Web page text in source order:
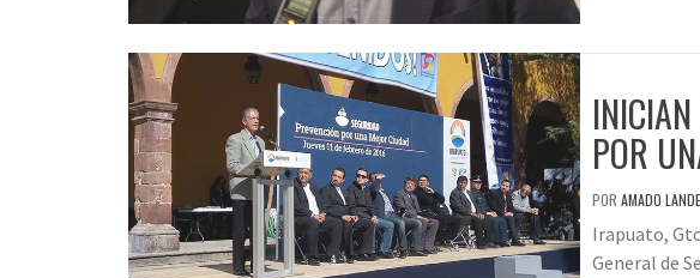
POR
POR AMADO
Irapuato,
General de